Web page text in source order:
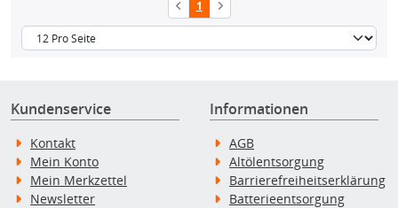
1
Kundenservice
Kontakt
Mein Konto
Mein Merkzettel
Newsletter
Informationen
AGB
Altölentsorgung
Barrierefreiheitserklärung
Batterieentsorgung